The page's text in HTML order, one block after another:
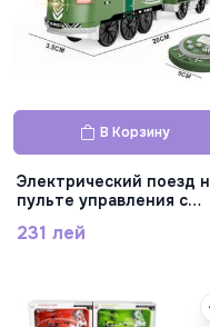
В Корзину
Электрический поезд
пульте управления с
231 лей